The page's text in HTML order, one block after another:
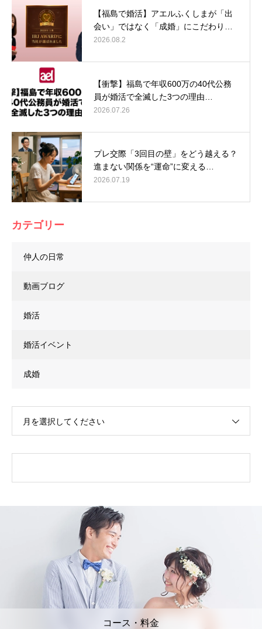
【福島で婚活】アエルふくしまが「出
会い」ではなく「成婚」にこだわり…
2026.08.2
【衝撃】福島で年収600万の40代公務
員が婚活で全滅した3つの理由…
2026.07.26
プレ交際「3回目の壁」をどう越える？
進まない関係を“運命”に変える…
2026.07.19
カテゴリー
仲人の日常
動画ブログ
婚活
婚活イベント
成婚
月を選択してください
コース・料金